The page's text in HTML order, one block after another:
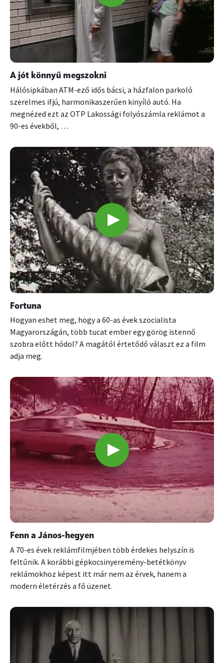
A jót könnyű megszokni
Hálósipkában ATM-ező idős bácsi, a házfalon parkoló
szerelmes ifjú, harmonikaszerűen kinyíló autó. Ha
megnézed ezt az OTP Lakossági folyószámla reklámot a
90-es évekből, …
Fortuna
Hogyan eshet meg, hogy a 60-as évek szocialista
Magyarországán, több tucat ember egy görög istennő
szobra előtt hódol? A magától értetődő választ ez a film
adja meg.
Fenn a János-hegyen
A 70-es évek reklámfilmjében több érdekes helyszín is
feltűnik. A korábbi gépkocsinyeremény-betétkönyv
reklámokhoz képest itt már nem az érvek, hanem a
modern életérzés a fő üzenet.